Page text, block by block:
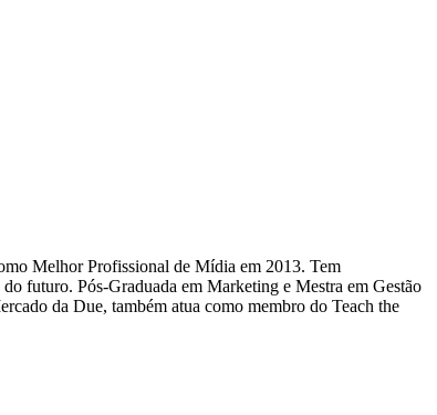
Melhor Profissional de Mídia em 2013. Tem
futuro. Pós-Graduada em Marketing e Mestra em Gestão